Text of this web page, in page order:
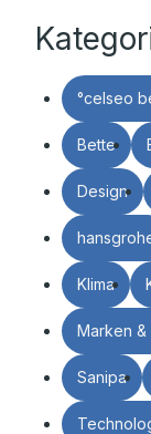
°celseo
Bette
Design
Klima
Marken
Sanipa